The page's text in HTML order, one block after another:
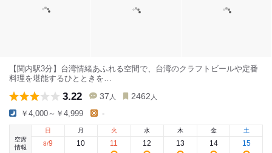
【関内駅3分】台湾情緒あふれる空間で、台湾のクラフトビールや定番
料理を堪能するひとときを…
3.22 37 人 2462 人
￥4,000～￥4,999 -
空席
情報
日
8/9
月
10
火
11
水
12
木
13
金
14
土
15